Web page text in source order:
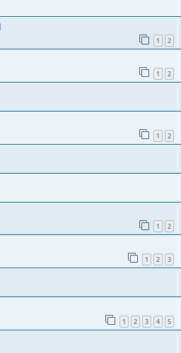
1 2
1 2
1 2
1 2
1 2 3
1 2 3 4 5